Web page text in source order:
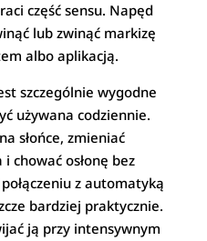
część sensu. Napęd
lub zwinąć markizę
albo aplikacją.
szczególnie wygodne
używana codziennie.
słońce, zmieniać
chować osłonę bez
z automatyką
bardziej praktycznie.
ją przy intensywnym